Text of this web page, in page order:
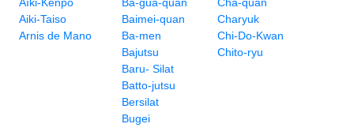
Aiki-Taiso
Arnis de Mano
Baimei-quan
Ba-men
Bajutsu
Baru- Silat
Batto-jutsu
Bersilat
Bugei
Charyuk
Chi-Do-Kwan
Chito-ryu